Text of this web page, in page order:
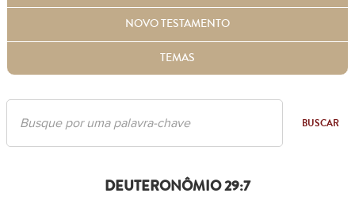
NOVO TESTAMENTO
TEMAS
BUSCAR
DEUTERONÔMIO 29:7